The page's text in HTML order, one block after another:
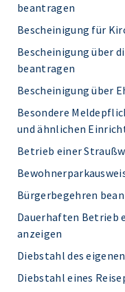
beantragen
Bescheinigung für
Bescheinigung über
beantragen
Bescheinigung über
Besondere
und ähnlichen
Betrieb einer
Bürgerbegehren
Dauerhaften Betrieb
anzeigen
Diebstahl des
Diebstahl eines